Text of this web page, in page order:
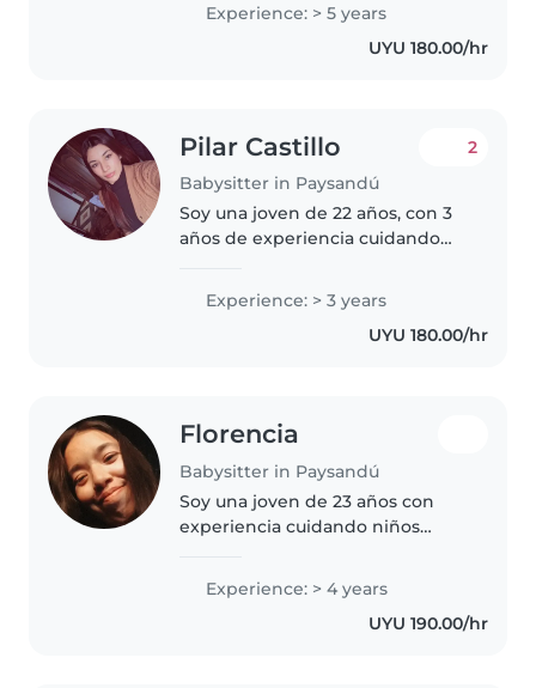
que tengo 5 niños en mi familia
los cuales he cuidado siempre,..
Experience: > 5 years
UYU 180.00/hr
Pilar Castillo
Babysitter in Paysandú
2
Soy una joven de 22 años, con 3
años de experiencia cuidando
niños pequeños y preescolares.
Además de mi experiencia
práctica, actualmente estoy
Experience: > 3 years
UYU 180.00/hr
Florencia
Babysitter in Paysandú
Soy una joven de 23 años con
experiencia cuidando niños
Aunque aún estoy estudiando mi
último año de MPI. Cuento con
habilidades como leer cuentos,
Experience: > 4 years
UYU 190.00/hr